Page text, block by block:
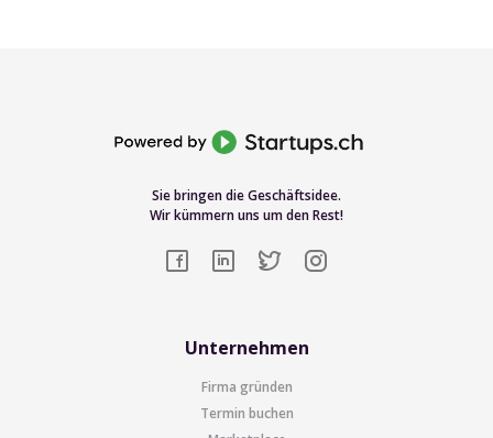
Sie bringen die Geschäftsidee.
Wir kümmern uns um den Rest!
Unternehmen
Firma gründen
Termin buchen